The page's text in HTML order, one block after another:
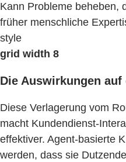
Kann Probleme beheben,
früher menschliche
style
grid width 8
Die Auswirkungen
Diese Verlagerung vom
macht Kundendienst-
effektiver. Agent-basierte
werden, dass sie